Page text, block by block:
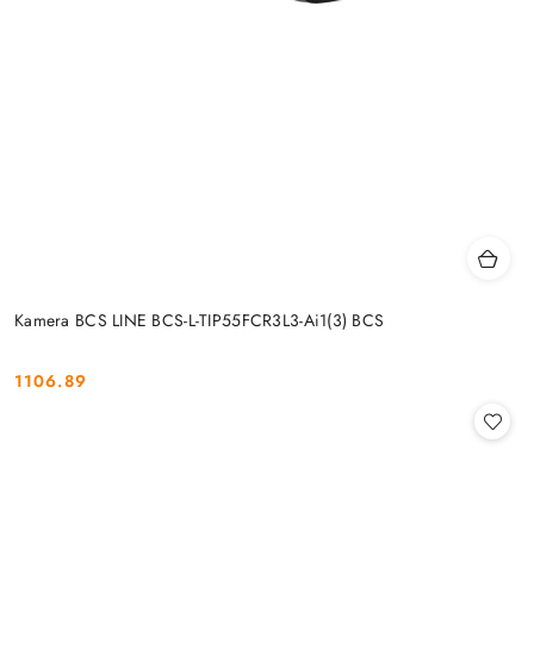
Kamera BCS LINE BCS-L-TIP55FCR3L3-Ai1(3) BCS
Cena:
1106.89